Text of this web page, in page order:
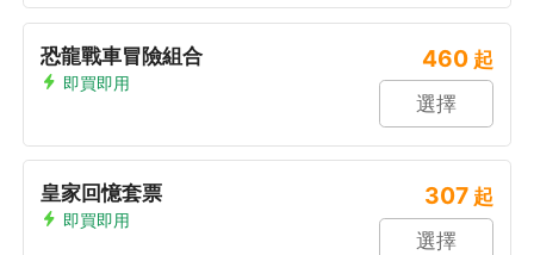
恐龍戰車冒險組合
即買即用
460 起
選擇
皇家回憶套票
即買即用
307 起
選擇